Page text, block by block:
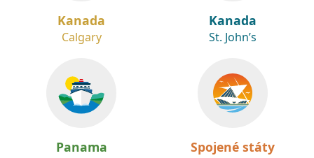
Kanada
Calgary
Kanada
St. John’s
Panama Spojené státy